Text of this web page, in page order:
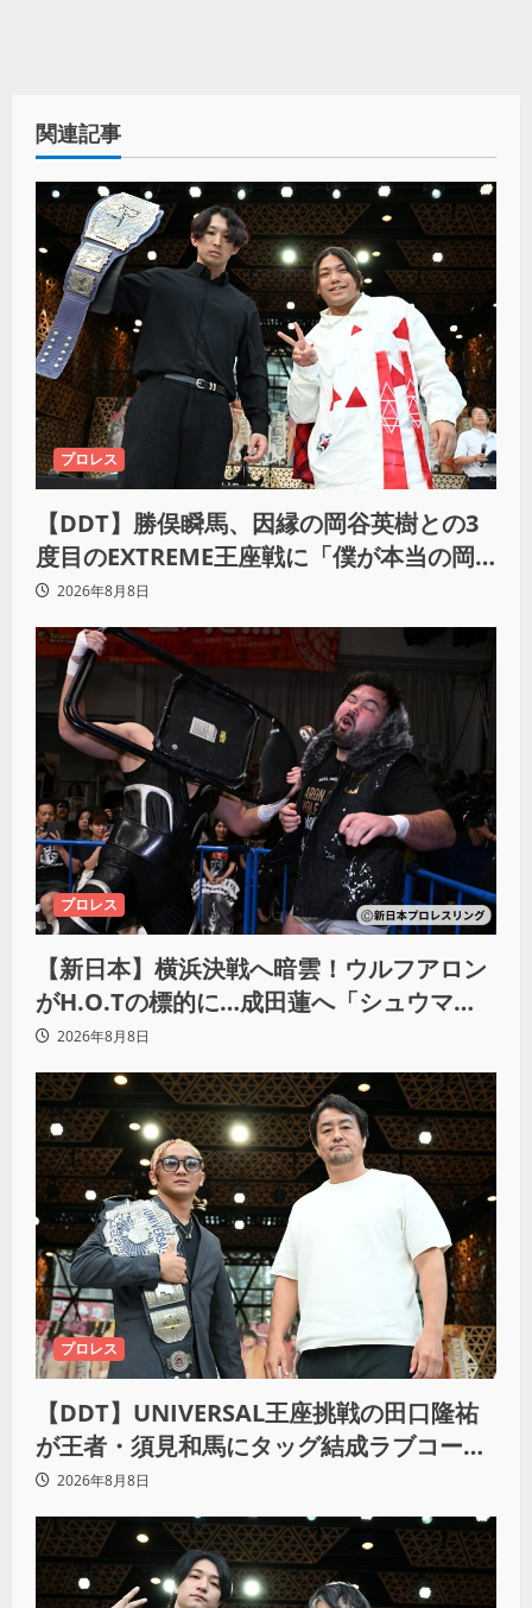
関連記事
プロレス
【DDT】勝俣瞬馬、因縁の岡谷英樹との3
度目のEXTREME王座戦に「僕が本当の岡
谷英樹を引き出して獲りたい」
2026年8月8日
プロレス
【新日本】横浜決戦へ暗雲！ウルフアロン
がH.O.Tの標的に…成田蓮へ「シュウマイ
にしてやる」と怒り爆発
2026年8月8日
プロレス
【DDT】UNIVERSAL王座挑戦の田口隆祐
が王者・須見和馬にタッグ結成ラブコー
ル！「この試合が終わった後は、丸刈りブ
ラザーズで一緒にやっていただければ」
2026年8月8日